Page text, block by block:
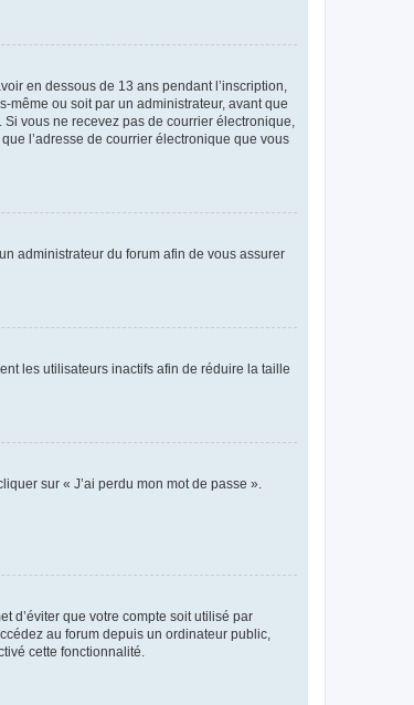
en dessous de 13 ans pendant l’inscription,
ou soit par un administrateur, avant que
vous ne recevez pas de courrier électronique,
l’adresse de courrier électronique que vous
administrateur du forum afin de vous assurer
les utilisateurs inactifs afin de réduire la taille
sur « J’ai perdu mon mot de passe ».
d’éviter que votre compte soit utilisé par
au forum depuis un ordinateur public,
cette fonctionnalité.